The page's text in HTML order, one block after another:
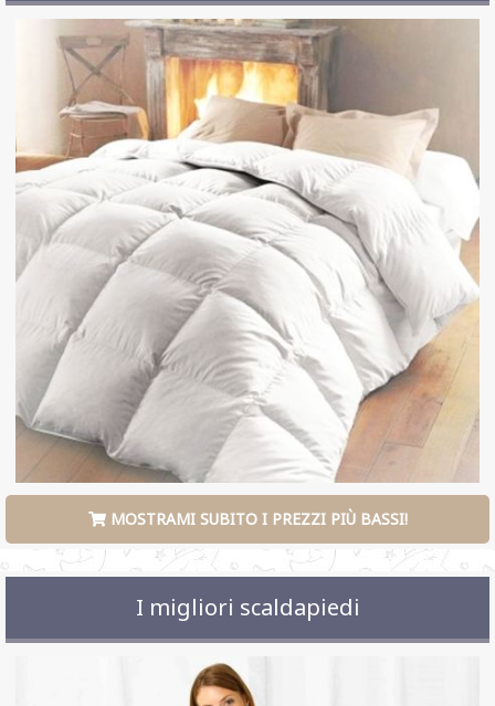
MOSTRAMI SUBITO I PREZZI PIÙ BASSI!
I migliori scaldapiedi